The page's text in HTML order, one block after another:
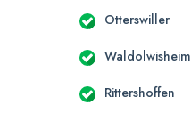
Otterswiller
Waldolwisheim
Rittershoffen